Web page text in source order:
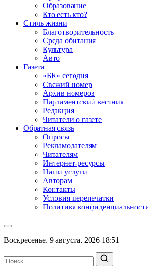
Образование
Кто есть кто?
Стиль жизни
Благотворительность
Среда обитания
Культура
Авто
Газета
«БК» сегодня
Свежий номер
Архив номеров
Парламентский вестник
Редакция
Читатели о газете
Обратная связь
Опросы
Рекламодателям
Читателям
Интернет-ресурсы
Наши услуги
Авторам
Контакты
Условия перепечатки
Политика
Воскресенье, 9 августа, 2026 18:51